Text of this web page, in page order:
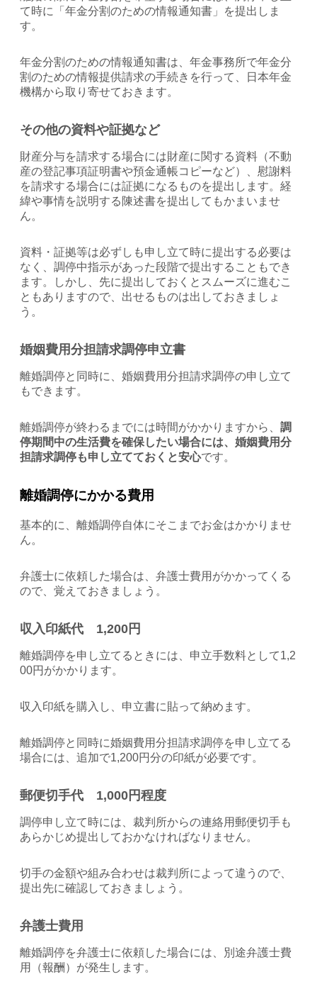
て時に「年金分割のための情報通知書」を提出しま
す。
年金分割のための情報通知書は、年金事務所で年金分
割のための情報提供請求の手続きを行って、日本年金
機構から取り寄せておきます。
その他の資料や証拠など
財産分与を請求する場合には財産に関する資料（不動
産の登記事項証明書や預金通帳コピーなど）、慰謝料
を請求する場合には証拠になるものを提出します。経
緯や事情を説明する陳述書を提出してもかまいませ
ん。
資料・証拠等は必ずしも申し立て時に提出する必要は
なく、調停中指示があった段階で提出することもでき
ます。しかし、先に提出しておくとスムーズに進むこ
ともありますので、出せるものは出しておきましょ
う。
婚姻費用分担請求調停申立書
離婚調停と同時に、婚姻費用分担請求調停の申し立て
もできます。
離婚調停が終わるまでには時間がかかりますから、 調
停期間中の生活費を確保したい場合には、婚姻費用分
担請求調停も申し立てておくと安心です。
離婚調停にかかる費用
基本的に、離婚調停自体にそこまでお金はかかりませ
ん。
弁護士に依頼した場合は、弁護士費用がかかってくる
ので、覚えておきましょう。
収入印紙代 1,200円
離婚調停を申し立てるときには、申立手数料として1,2
00円がかかります。
収入印紙を購入し、申立書に貼って納めます。
離婚調停と同時に婚姻費用分担請求調停を申し立てる
場合には、追加で1,200円分の印紙が必要です。
郵便切手代 1,000円程度
調停申し立て時には、裁判所からの連絡用郵便切手も
あらかじめ提出しておかなければなりません。
切手の金額や組み合わせは裁判所によって違うので、
提出先に確認しておきましょう。
弁護士費用
離婚調停を弁護士に依頼した場合には、別途弁護士費
用（報酬）が発生します。